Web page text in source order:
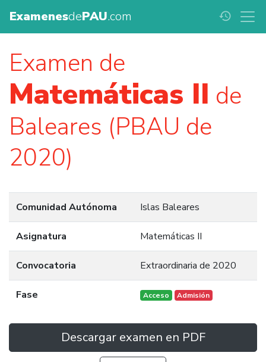
ExamenesdePAU.com history
Examen de
Matemáticas II de
Baleares (PBAU de
2020)
Comunidad Autónoma Islas Baleares
Asignatura Matemáticas II
Convocatoria Extraordinaria de 2020
Fase Acceso Admisión
Descargar examen en PDF